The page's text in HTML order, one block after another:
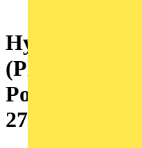
Polzahl: 4,
270°